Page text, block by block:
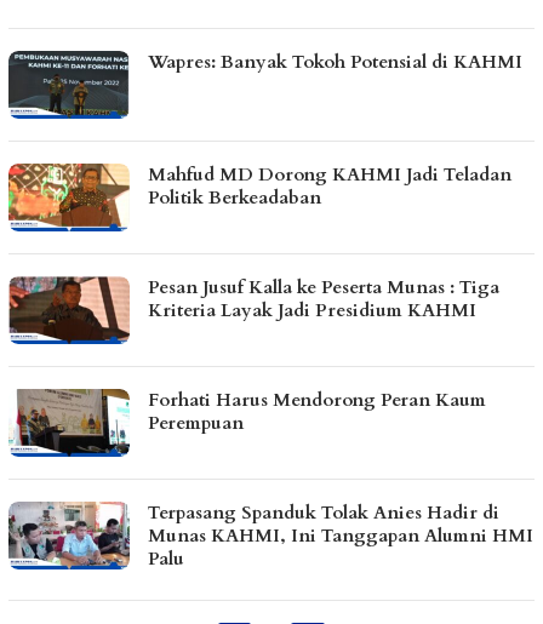
Wapres: Banyak Tokoh Potensial di KAHMI
Mahfud MD Dorong KAHMI Jadi Teladan
Politik Berkeadaban
Pesan Jusuf Kalla ke Peserta Munas : Tiga
Kriteria Layak Jadi Presidium KAHMI
Forhati Harus Mendorong Peran Kaum
Perempuan
Terpasang Spanduk Tolak Anies Hadir di
Munas KAHMI, Ini Tanggapan Alumni HMI
Palu